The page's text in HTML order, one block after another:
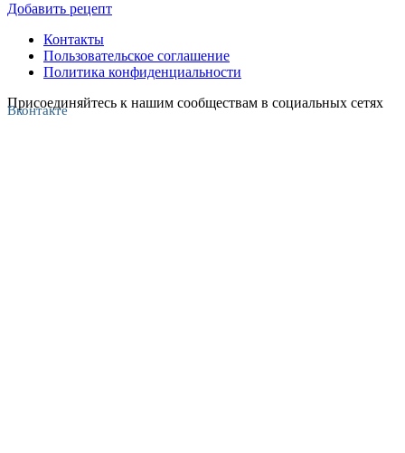
Добавить рецепт
Контакты
Пользовательское соглашение
Политика конфиденциальности
Присоединяйтесь к нашим сообществам в социальных сетях
Вконтакте